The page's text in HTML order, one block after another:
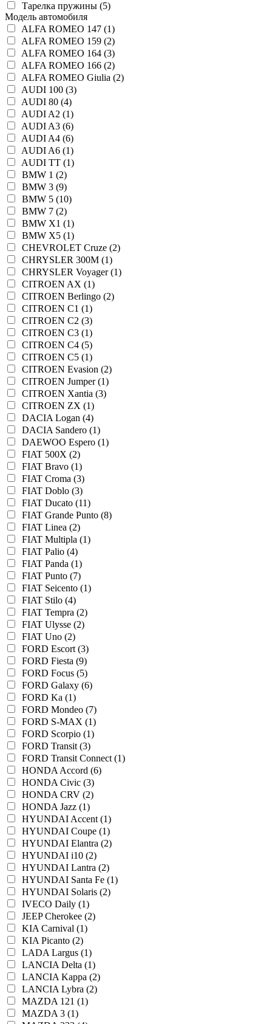
Тарелка пружины (5)
Модель автомобиля
ALFA ROMEO 147 (1)
ALFA ROMEO 159 (2)
ALFA ROMEO 164 (3)
ALFA ROMEO 166 (2)
ALFA ROMEO Giulia (2)
AUDI 100 (3)
AUDI 80 (4)
AUDI A2 (1)
AUDI A3 (6)
AUDI A4 (6)
AUDI A6 (1)
AUDI TT (1)
BMW 1 (2)
BMW 3 (9)
BMW 5 (10)
BMW 7 (2)
BMW X1 (1)
BMW X5 (1)
CHEVROLET Cruze (2)
CHRYSLER 300M (1)
CHRYSLER Voyager (1)
CITROEN AX (1)
CITROEN Berlingo (2)
CITROEN C1 (1)
CITROEN C2 (3)
CITROEN C3 (1)
CITROEN C4 (5)
CITROEN C5 (1)
CITROEN Evasion (2)
CITROEN Jumper (1)
CITROEN Xantia (3)
CITROEN ZX (1)
DACIA Logan (4)
DACIA Sandero (1)
DAEWOO Espero (1)
FIAT 500X (2)
FIAT Bravo (1)
FIAT Croma (3)
FIAT Doblo (3)
FIAT Ducato (11)
FIAT Grande Punto (8)
FIAT Linea (2)
FIAT Multipla (1)
FIAT Palio (4)
FIAT Panda (1)
FIAT Punto (7)
FIAT Seicento (1)
FIAT Stilo (4)
FIAT Tempra (2)
FIAT Ulysse (2)
FIAT Uno (2)
FORD Escort (3)
FORD Fiesta (9)
FORD Focus (5)
FORD Galaxy (6)
FORD Ka (1)
FORD Mondeo (7)
FORD S-MAX (1)
FORD Scorpio (1)
FORD Transit (3)
FORD Transit Connect (1)
HONDA Accord (6)
HONDA Civic (3)
HONDA CRV (2)
HONDA Jazz (1)
HYUNDAI Accent (1)
HYUNDAI Coupe (1)
HYUNDAI Elantra (2)
HYUNDAI i10 (2)
HYUNDAI Lantra (2)
HYUNDAI Santa Fe (1)
HYUNDAI Solaris (2)
IVECO Daily (1)
JEEP Cherokee (2)
KIA Carnival (1)
KIA Picanto (2)
LADA Largus (1)
LANCIA Delta (1)
LANCIA Kappa (2)
LANCIA Lybra (2)
MAZDA 121 (1)
MAZDA 3 (1)